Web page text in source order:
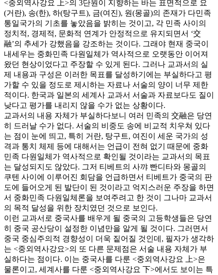
<중외역사강요 上>의 3단원이 지향하는 바는 표면적으로 요
(거란), 송(한), 하(탕구트), 금(여진), 원(몽골)의 존재가 다민족
통일국가의 기초를 놓았음을 밝히는 것이고, 각 민족 사이의
정치적, 경제적, 문화적 연계가 안정적으로 유지되면서 ‘交
融’의 추세가 강했음을 강조하는 것이다. 그래야 현재 중국이
내세우는 중화민족 다원일체가 역사적으로 오랫동안 이어져
왔던 현상이었다고 주장할 수 있게 된다. 그러나 교과서의 실
제 내용과 구성은 이러한 목표를 달성하기에는 부실하다고 평
가할 수 있을 정도로 제시하는 자료나 서술의 양이 너무 제한
적이다. 한국과 일본의 세계사 교과서 서술과 자료보다도 질이
낮다고 평가를 내리지 않을 수가 없는 상황이다.
교과서의 내용 자체가 부실하다보니 여러 민족의 交融은 당연
히 드러날 수가 없다. 서술의 비중도 송에 비교적 치우쳐 있다
는 점이 눈에 띄고, 특히 거란, 탕구트, 여진이 세운 국가의 성
격과 통치 체제 등에 대해서는 언급이 전혀 없기 때문에 중화
민족 다원일체가 역사적으로 확인될 것이라는 교과서의 목표
는 달성되지도 않았다. 그저 티베트의 사꺄 빤디타와 몽골의
쿠텐 사이에 이루어진 회담을 언급하면서 티베트가 중국의 판
도에 들어오게 된 발단이 된 것이라고 억지스러운 주장을 하면
서 중화민족 다원일체론을 보여주려고 한 것이 그나마 교과서
의 목적 달성을 위한 장치였던 것으로 보인다.
이런 교과서로 중국사를 배우게 될 중국의 고등학생들은 당연
히 중국 공산당이 설정한 이념만을 알게 될 것이다. 그러면서
중국 중심주의적 경향성이 더욱 짙어질 것인데, 필자가 생각하
는 <중외역사강요>의 또 다른 문제점은 서술 내용 자체가 부
실하다는 점이다. 이는 중국사를 다룬 <중외역사강요 上>은
물론이고, 세계사를 다룬 <중외역사강요 下>에서도 보이는 특